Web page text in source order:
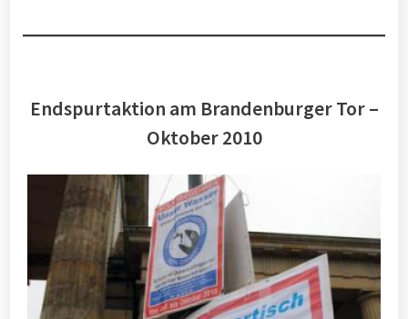
Endspurtaktion am Brandenburger Tor –
Oktober 2010